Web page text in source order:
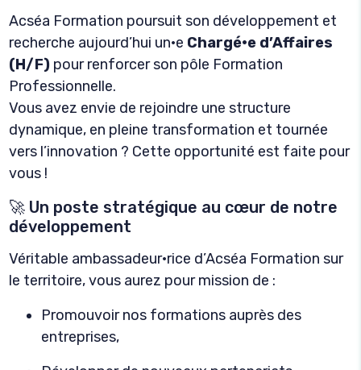
Acséa Formation poursuit son développement et
recherche aujourd’hui un·e Chargé·e d’Affaires
(H/F) pour renforcer son pôle Formation
Professionnelle.
Vous avez envie de rejoindre une structure
dynamique, en pleine transformation et tournée
vers l’innovation ? Cette opportunité est faite pour
vous !
🚀 Un poste stratégique au cœur de notre
développement
Véritable ambassadeur·rice d’Acséa Formation sur
le territoire, vous aurez pour mission de :
Promouvoir nos formations auprès des
entreprises,